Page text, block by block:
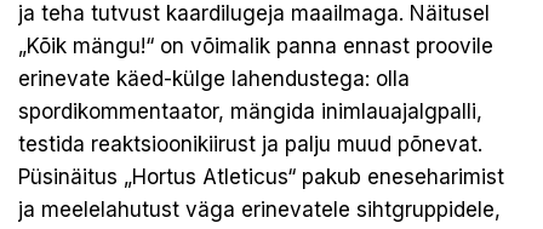
ja teha tutvust kaardilugeja maailmaga. Näitusel
„Kõik mängu!“ on võimalik panna ennast proovile
erinevate käed-külge lahendustega: olla
spordikommentaator, mängida inimlauajalgpalli,
testida reaktsioonikiirust ja palju muud põnevat.
Püsinäitus „Hortus Atleticus“ pakub eneseharimist
ja meelelahutust väga erinevatele sihtgruppidele,